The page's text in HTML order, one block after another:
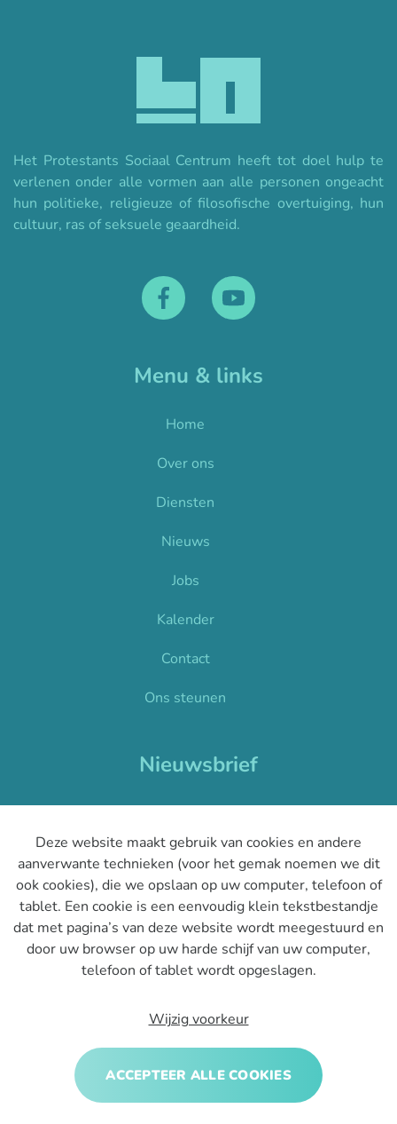
Deze website maakt gebruik van cookies en andere
aanverwante technieken (voor het gemak noemen we dit
ook cookies), die we opslaan op uw computer, telefoon of
tablet. Een cookie is een eenvoudig klein tekstbestandje
dat met pagina’s van deze website wordt meegestuurd en
door uw browser op uw harde schijf van uw computer,
telefoon of tablet wordt opgeslagen.
Wijzig voorkeur
ACCEPTEER ALLE COOKIES
Het Protestants Sociaal Centrum heeft tot doel hulp te
verlenen onder alle vormen aan alle personen ongeacht
hun politieke, religieuze of filosofische overtuiging, hun
cultuur, ras of seksuele geaardheid.
Home
Over ons
Diensten
Nieuws
Jobs
Kalender
Contact
Ons steunen
Menu & links
Nieuwsbrief
INSCHRIJVEN
hoogte van het laatste nieuws binnen CSP.
Privacy policy Disclaimer